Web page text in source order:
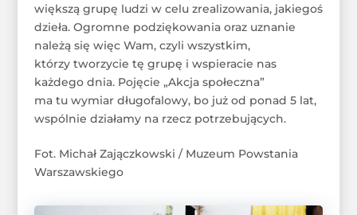
większą grupę ludzi w celu zrealizowania, jakiegoś
dzieła. Ogromne podziękowania oraz uznanie
należą się więc Wam, czyli wszystkim,
którzy tworzycie tę grupę i wspieracie nas
każdego dnia. Pojęcie „Akcja społeczna”
ma tu wymiar długofalowy, bo już od ponad 5 lat,
wspólnie działamy na rzecz potrzebujących.
Fot. Michał Zajączkowski / Muzeum Powstania
Warszawskiego